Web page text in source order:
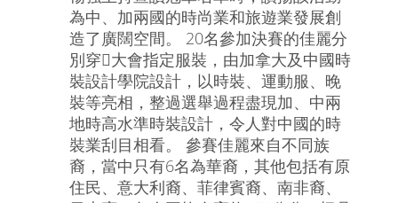
為中、加兩國的時尚業和旅遊業發展創
造了廣闊空間。 20名參加決賽的佳麗分
別穿大會指定服裝，由加拿大及中國時
裝設計學院設計，以時裝、運動服、晚
裝等亮相，整過選舉過程盡現加、中兩
地時高水準時裝設計，令人對中國的時
裝業刮目相看。 參賽佳麗來自不同族
裔，當中只有6名為華裔，其他包括有原
住民、意大利裔、菲律賓裔、南非裔、